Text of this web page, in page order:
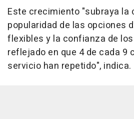
Este crecimiento "subraya la
popularidad de las opciones
flexibles y la confianza de
reflejado en que 4 de cada 9
servicio han repetido", indica.